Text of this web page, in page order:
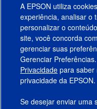
Produtos
Suporte
Links Sugeridos
A EPSON utiliza
experiência, analisar o
personalizar o
site, você concorda
gerenciar suas
Gerenciar
Privacidade para saber
privacidade da EPSON.
Se desejar enviar uma